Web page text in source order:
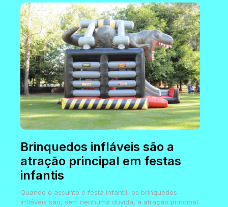
Brinquedos infláveis são a
atração principal em festas
infantis
Quando o assunto é festa infantil, os brinquedos
infláveis são, sem nenhuma dúvida, a atração principal.